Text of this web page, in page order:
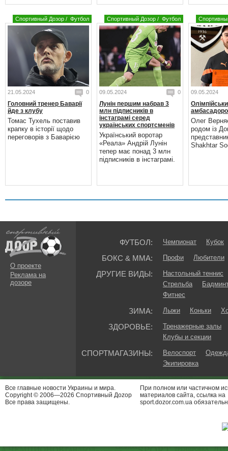
Спортивный Дозор / Футбол
21.05.2024 0
Головний тренер Баварії
йде з клубу
Томас Тухель поставив
крапку в історії щодо
переговорів з Баварією
Спортивный Дозор / Футбол
09.05.2024 0
Лунін першим набрав 3
млн підписників в
інстаграмі серед
українських спортсменів
Український воротар
«Реала» Андрій Лунін
тепер має понад 3 млн
підписників в інстаграмі.
09.05.2024
Олег
родом із
Shakhtar
О проекте
Реклама на
дозоре
ФУТБОЛ: Чемпионат Кубок
БОКС & ММА: Профи Любители
ДРУГИЕ ВИДЫ:
Настольный теннис
Стрельба
Фитнес
ЗИМА: Лыжи Коньки
ЗДОРОВЬЕ:
Тренажерные залы
Клубы и секции
СПОРТМАГАЗИНЫ: Велоспорт
Экипировка
Все главные новости Украины и мира.
Copyright © 2006—2026 Спортивный Доzор
Все права защищены.
При полном или частичном
материалов сайта, ссылка на
sport.dozor.com.ua